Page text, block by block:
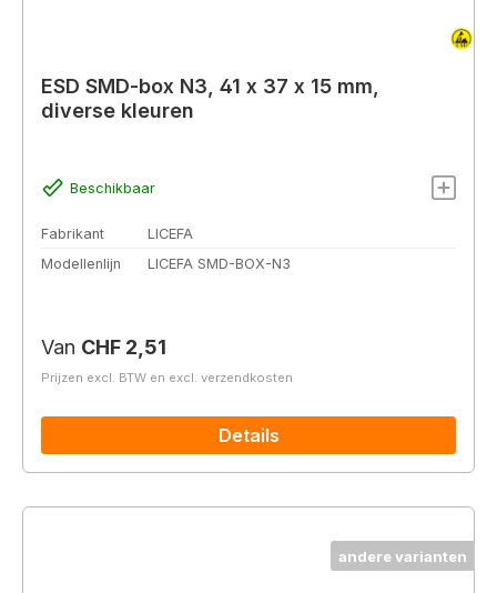
ESD SMD-box N3, 41 x 37 x 15 mm,
diverse kleuren
Beschikbaar
Fabrikant
LICEFA
Modellenlijn
LICEFA SMD-BOX-N3
Normale prijs:
Van CHF 2,51
Prijzen excl. BTW en excl. verzendkosten
Details
andere varianten